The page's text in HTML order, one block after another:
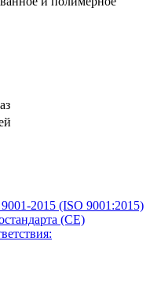
2015 (ISO 9001:2015)
(CE)